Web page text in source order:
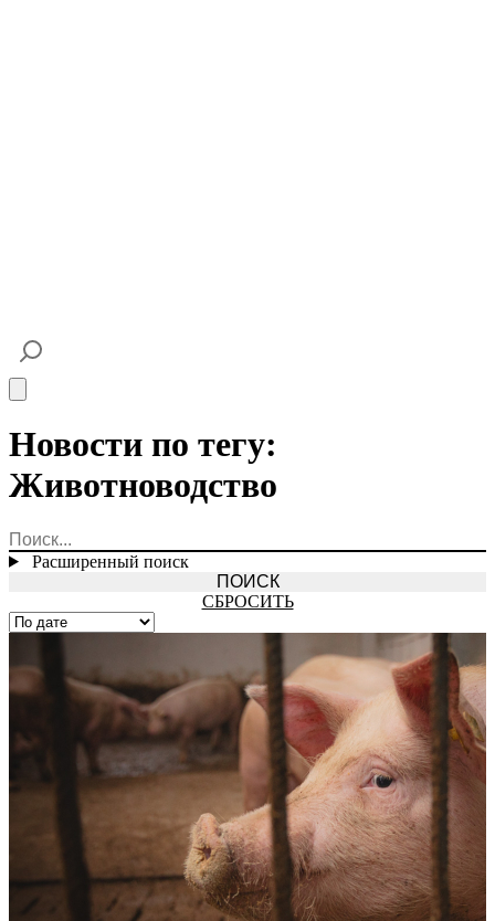
Новости по тегу:
Животноводство
Расширенный поиск
СБРОСИТЬ